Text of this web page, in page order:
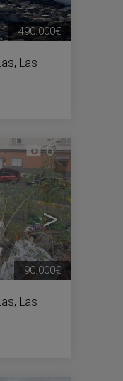
, Las
490.000€
>
6
, Las
90.000€